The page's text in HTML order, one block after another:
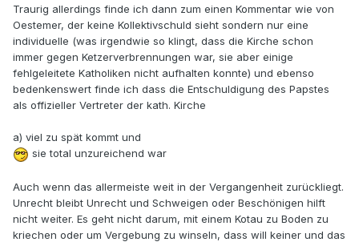
Traurig allerdings finde ich dann zum einen Kommentar wie von
Oestemer, der keine Kollektivschuld sieht sondern nur eine
individuelle (was irgendwie so klingt, dass die Kirche schon
immer gegen Ketzerverbrennungen war, sie aber einige
fehlgeleitete Katholiken nicht aufhalten konnte) und ebenso
bedenkenswert finde ich dass die Entschuldigung des Papstes
als offizieller Vertreter der kath. Kirche
a) viel zu spät kommt und
sie total unzureichend war
Auch wenn das allermeiste weit in der Vergangenheit zurückliegt.
Unrecht bleibt Unrecht und Schweigen oder Beschönigen hilft
nicht weiter. Es geht nicht darum, mit einem Kotau zu Boden zu
kriechen oder um Vergebung zu winseln, dass will keiner und das